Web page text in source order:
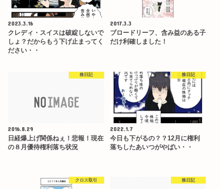
2023.3.16
クレディ・スイスは破綻しないで
しょ？だからもう下げ止まってく
ださい・・
2017.3.3
ブロードリーフ、含み益のある子
だけ利確しました！
株日記
2016.8.29
日経爆上げ関係ねぇ！悲報！現在
の８月優待権利落ち状況
株日記
2022.1.7
今日も下がるの？？12月に権利
落ちしたあいつがやばい・・
クロス取引 株日記